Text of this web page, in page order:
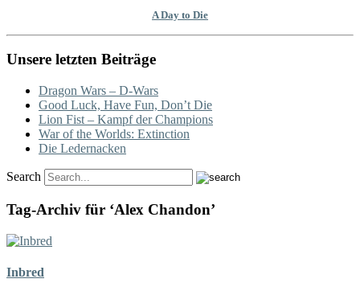
A Day to Die
Unsere letzten Beiträge
Dragon Wars – D-Wars
Good Luck, Have Fun, Don’t Die
Lion Fist – Kampf der Champions
War of the Worlds: Extinction
Die Ledernacken
Search
Tag-Archiv für ‘Alex Chandon’
Inbred